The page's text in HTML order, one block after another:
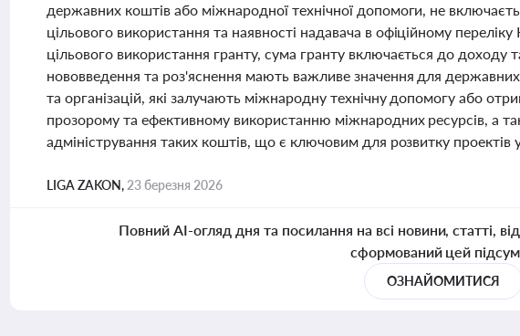
державних коштів або міжнародної технічної допомоги, не
цільового використання та наявності надавача в офіційному
цільового використання гранту, сума гранту включається до доходу
нововведення та роз'яснення мають важливе значення для
та організацій, які залучають міжнародну технічну допомогу або
прозорому та ефективному використанню міжнародних ресурсів, а
адміністрування таких коштів, що є ключовим для розвитку проектів
LIGA ZAKON, 23 березня 2026
Повний AI-огляд дня та посилання на всі новини, статті,
сформований цей
ОЗНАЙОМИТИСЯ